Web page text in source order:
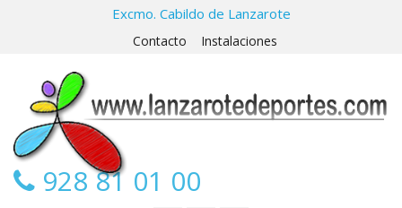
Excmo. Cabildo de Lanzarote
Contacto Instalaciones
928 81 01 00